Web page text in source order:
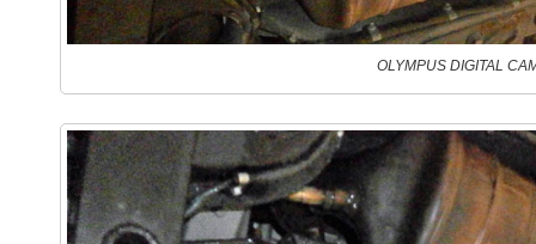
OLYMPUS DIGITAL